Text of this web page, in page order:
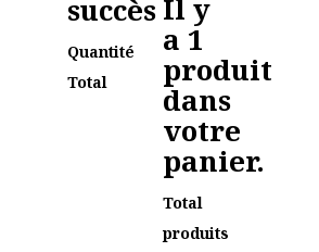
succès
Quantité
Total
Il y
a 1
produit
dans
votre
panier.
Total
produits